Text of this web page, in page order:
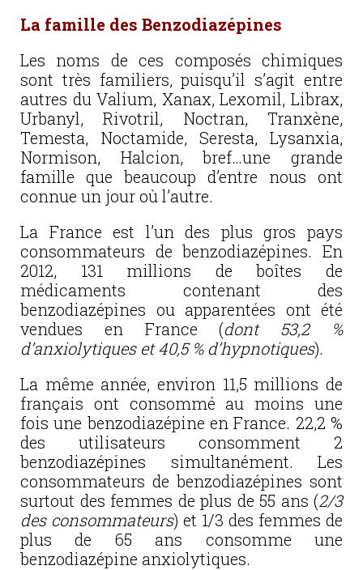
La famille des Benzodiazépines
Les noms de ces composés chimiques
sont très familiers, puisqu’il s’agit entre
autres du Valium, Xanax, Lexomil, Librax,
Urbanyl, Rivotril, Noctran, Tranxène,
Temesta, Noctamide, Seresta, Lysanxia,
Normison, Halcion, bref…une grande
famille que beaucoup d’entre nous ont
connue un jour où l’autre.
La France est l’un des plus gros pays
consommateurs de benzodiazépines. En
2012, 131 millions de boîtes de
médicaments contenant des
benzodiazépines ou apparentées ont été
vendues en France (dont 53,2 %
d’anxiolytiques et 40,5 % d’hypnotiques).
La même année, environ 11,5 millions de
français ont consommé au moins une
fois une benzodiazépine en France. 22,2 %
des utilisateurs consomment 2
benzodiazépines simultanément. Les
consommateurs de benzodiazépines sont
surtout des femmes de plus de 55 ans (2/3
des consommateurs) et 1/3 des femmes de
plus de 65 ans consomme une
benzodiazépine anxiolytiques.